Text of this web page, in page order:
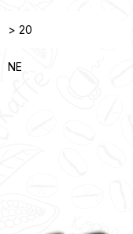
> 20
NE